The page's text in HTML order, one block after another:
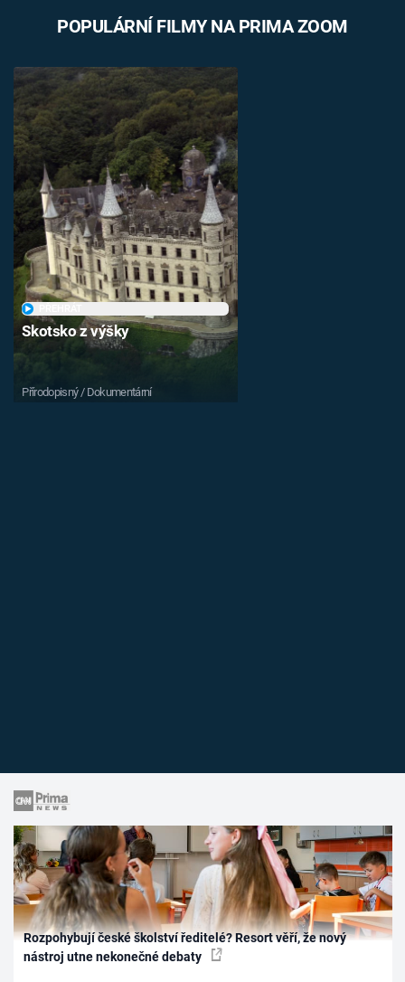
POPULÁRNÍ FILMY NA PRIMA ZOOM
Skotsko z výšky
Přírodopisný / Dokumentární
Rozpohybují české školství ředitelé? Resort věří, že nový
nástroj utne nekonečné debaty